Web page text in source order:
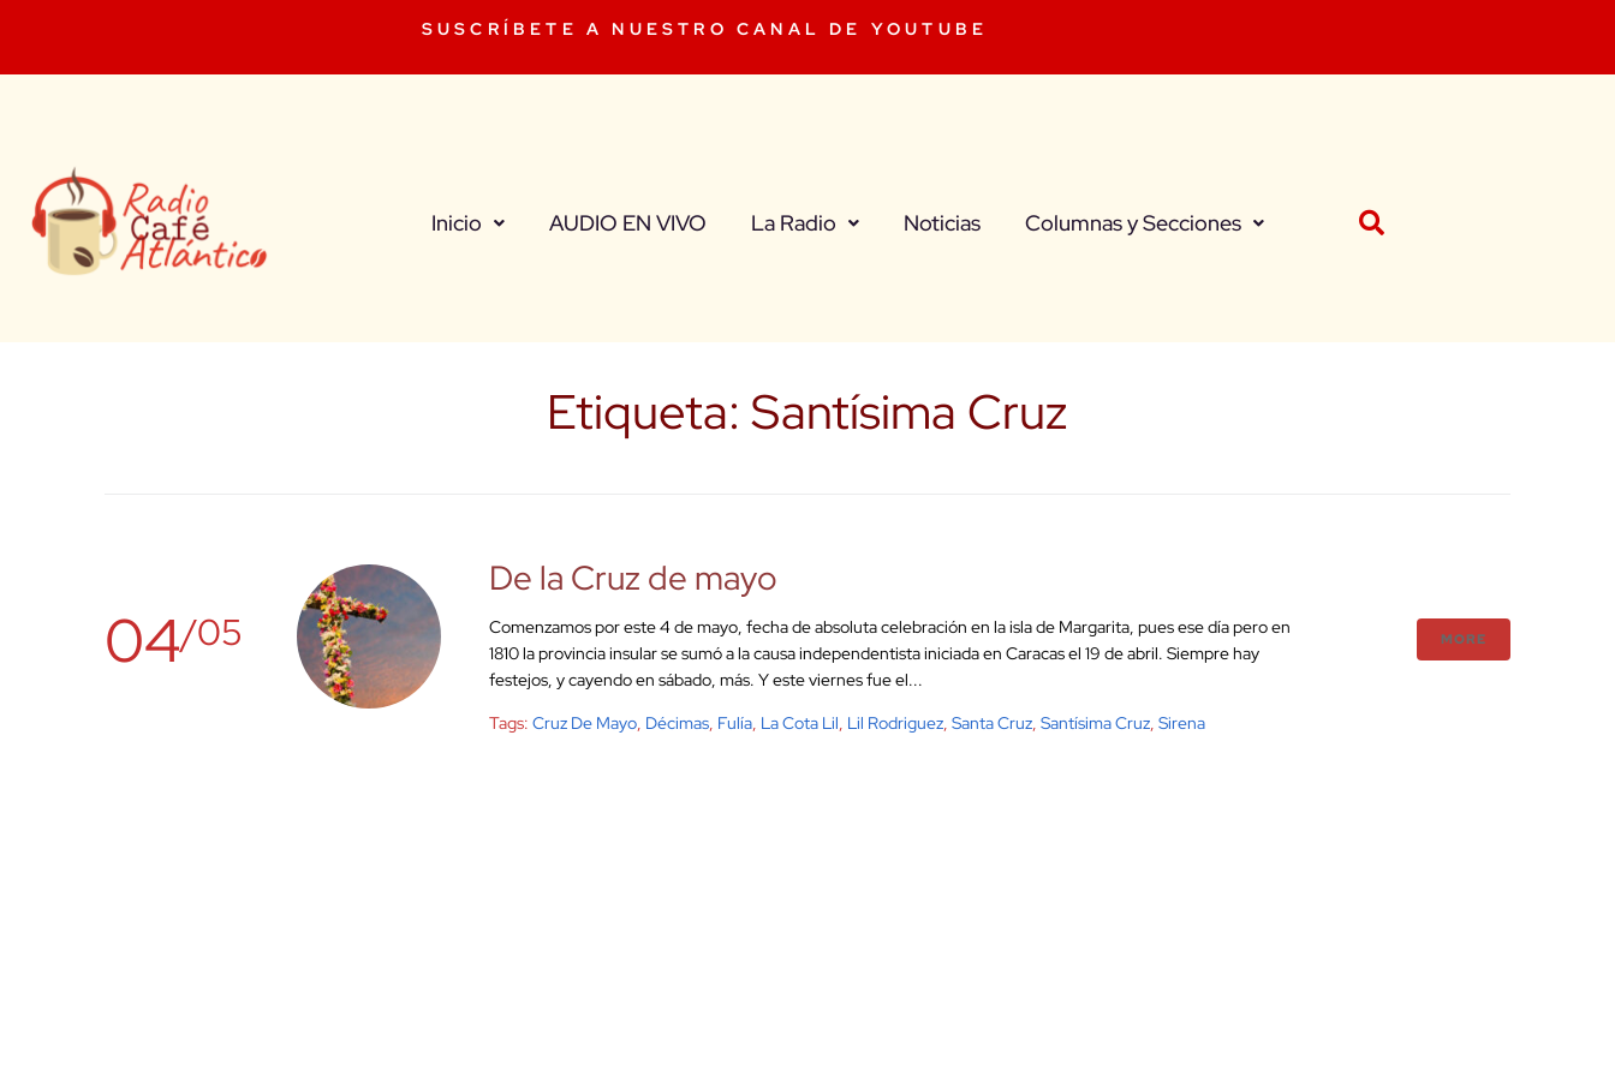
SUSCRÍBETE A NUESTRO CANAL DE YOUTUBE
Inicio AUDIO EN VIVO La Radio Noticias Columnas y Secciones
Etiqueta: Santísima Cruz
04/05
De la Cruz de mayo
Comenzamos por este 4 de mayo, fecha de absoluta celebración en la isla de Margarita, pues ese día pero en
1810 la provincia insular se sumó a la causa independentista iniciada en Caracas el 19 de abril. Siempre hay
festejos, y cayendo en sábado, más. Y este viernes fue el...
Tags: Cruz De Mayo, Décimas, Fulía, La Cota Lil, Lil Rodriguez, Santa Cruz, Santísima Cruz, Sirena
MORE